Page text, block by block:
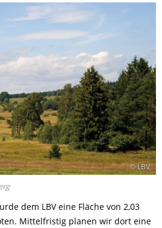
© LBV
dem LBV eine Fläche von 2,03
Mittelfristig planen wir dort eine